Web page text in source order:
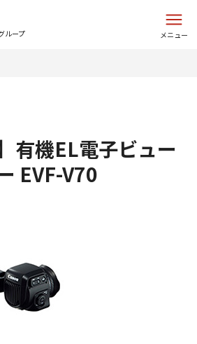
ループ メニュー
有機EL電子ビュー
EVF-V70